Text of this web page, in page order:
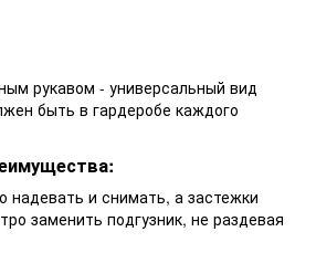
рукавом - универсальный вид
быть в гардеробе каждого
надевать и снимать, а застежки
заменить подгузник, не раздевая